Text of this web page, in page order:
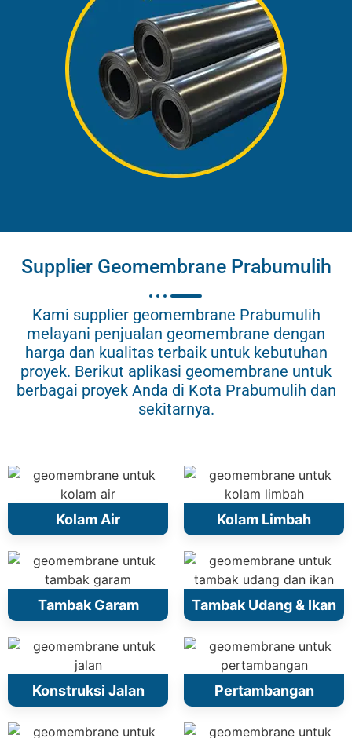
Supplier Geomembrane Prabumulih
Kami supplier geomembrane Prabumulih
melayani penjualan geomembrane dengan
harga dan kualitas terbaik untuk kebutuhan
proyek. Berikut aplikasi geomembrane untuk
berbagai proyek Anda di Kota Prabumulih dan
sekitarnya.
Kolam Air Kolam Limbah
Tambak Garam Tambak Udang & Ikan
Konstruksi Jalan Pertambangan